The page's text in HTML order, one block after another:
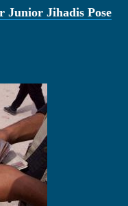
Junior Jihadis Pose